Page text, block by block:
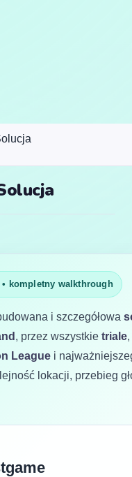
kompletny walkthrough
i szczegółowa
, przez wszystkie triale,
League i
lokacji, przebieg